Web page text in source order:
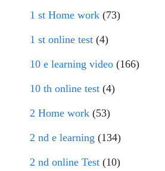
1 st Home work (73)
1 st online test (4)
10 e learning video (166)
10 th online test (4)
2 Home work (53)
2 nd e learning (134)
2 nd online Test (10)